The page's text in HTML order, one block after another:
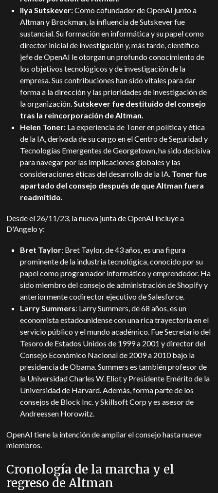
Ilya Sutskever:Como cofundador de OpenAI junto a
Altman y Brockman, la influencia de Sutskever fue
sustancial. Su formación en informática y su papel como
director inicial de investigación y, más tarde, científico
jefe de OpenAI le otorgan un profundo conocimiento de
los objetivos tecnológicos y de investigación de la
empresa. Sus contribuciones han sido vitales para dar
forma a la dirección y las prioridades de investigación de
la organización.Sutskever fue destituido del consejo
tras la reincorporación de Altman.
Helen Toner: La experiencia de Toner en política y ética
de la IA, derivada de su cargo en el Centro de Seguridad y
Tecnologías Emergentes de Georgetown, ha sido decisiva
para navegar por las implicaciones globales y las
consideraciones éticas del desarrollo de la IA. Toner fue
apartado del consejo después de que Altman fuera
readmitido.
Desde el 26/11/23, la nueva junta de OpenAI incluye a
D'Angelo y:
Bret Taylor: Bret Taylor, de 43 años, es una figura
prominente de la industria tecnológica, conocido por su
papel como programador informático y emprendedor. Ha
sido miembro del consejo de administración de Shopify y
anteriormente codirector ejecutivo de Salesforce.
Larry Summers: Larry Summers, de 68 años, es un
economista estadounidense con una rica trayectoria en el
servicio público y el mundo académico. Fue Secretario del
Tesoro de Estados Unidos de 1999 a 2001 y director del
Consejo Económico Nacional de 2009 a 2010 bajo la
presidencia de Obama. Summers es también profesor de
la Universidad Charles W. Eliot y Presidente Emérito de la
Universidad de Harvard. Además, forma parte de los
consejos de Block Inc. y Skillsoft Corp y es asesor de
Andreessen Horowitz.
OpenAI tiene la intención de ampliar el consejo hasta nueve
miembros.
Cronología de la marcha y el
regreso de Altman